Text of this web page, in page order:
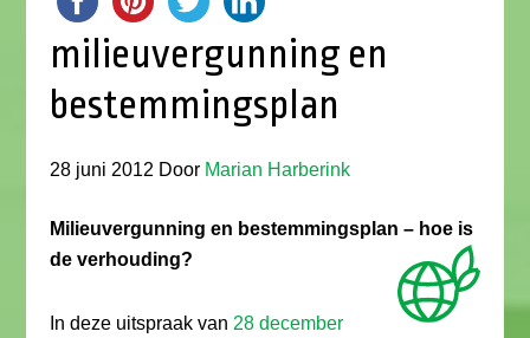
milieuvergunning en
bestemmingsplan
28 juni 2012 Door Marian Harberink
Milieuvergunning en bestemmingsplan – hoe is
de verhouding?
In deze uitspraak van 28 december